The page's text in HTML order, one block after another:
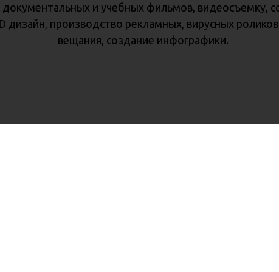
и учебных фильмов, видеосъемку,
дизайн, производство рекламных, вирусных
вещания, создание инфографики.